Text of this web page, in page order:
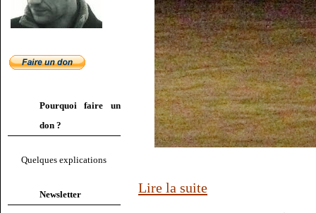
Pourquoi faire un
don ?
Quelques explications
Newsletter Lire la suite